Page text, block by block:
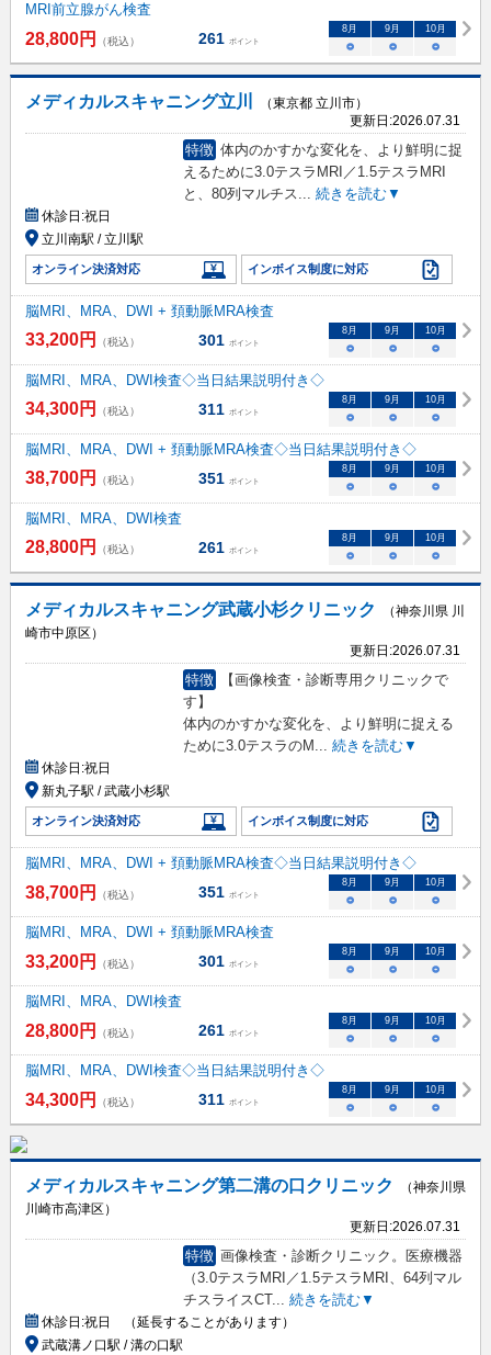
MRI前立腺がん検査
28,800円 （税込） 261 ポイント
8月 9月 10月
○ ○ ○
メディカルスキャニング立川
（東京都 立川市）
更新日:2026.07.31
特徴 体内のかすかな変化を、より鮮明に捉
えるために3.0テスラMRI／1.5テスラMRI
と、80列マルチス
続きを読む▼
休診日:祝日
立川南駅 / 立川駅
オンライン決済対応 インボイス制度に対応
脳MRI、MRA、DWI + 頚動脈MRA検査
33,200円 （税込） 301 ポイント
8 月 9 月 10月
○ ○ ○
脳MRI、MRA、DWI検査◇当日結果説明付き◇
34,300円 （税込） 311 ポイント
8 月 9 月 10月
○ ○ ○
脳MRI、MRA、DWI + 頚動脈MRA検査◇当日結果説明付き◇
38,700円 （税込） 351 ポイント
8 月 9 月 10月
○ ○ ○
脳MRI、MRA、DWI検査
28,800円 （税込） 261 ポイント
8 月 9 月 10月
○ ○ ○
メディカルスキャニング武蔵小杉クリニック
（神奈川県 川
崎市中原区）
更新日:2026.07.31
特徴
【画像検査・診断専用クリニックで
す】
体内のかすかな変化を、より鮮明に捉える
ために3.0テスラのM ... 続きを読む▼
休診日:祝日
新丸子駅 / 武蔵小杉駅
オンライン決済対応 インボイス制度に対応
脳MRI、MRA、DWI + 頚動脈MRA検査◇当日結果説明付き◇
38,700円 （税込） 351 ポイント
8月 9月 10月
○ ○ ○
脳MRI、MRA、DWI + 頚動脈MRA検査
33,200円 （税込） 301 ポイント
8月 9月 10月
○ ○ ○
脳MRI、MRA、DWI検査
28,800円 （税込） 261 ポイント
8月 9月 10月
○ ○ ○
脳MRI、MRA、DWI検査◇当日結果説明付き◇
34,300円 （税込） 311 ポイント
8月 9月 10月
○ ○ ○
メディカルスキャニング第二溝の口クリニック
（神奈川県
川崎市高津区）
更新日:2026.07.31
特徴 画像検査・診断クリニック。医療機器
（3.0テスラMRI／1.5テスラMRI、64列マル
チスライスCT... 続きを読む▼
休診日:祝日 （延長することがあります）
武蔵溝ノ口駅 / 溝の口駅